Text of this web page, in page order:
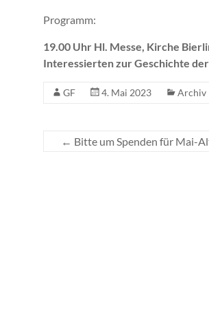
Programm:
19.00 Uhr Hl. Messe, Kirche
Interessierten zur Geschichte
GF 4. Mai 2023 Archiv
← Bitte um Spenden für Mai-